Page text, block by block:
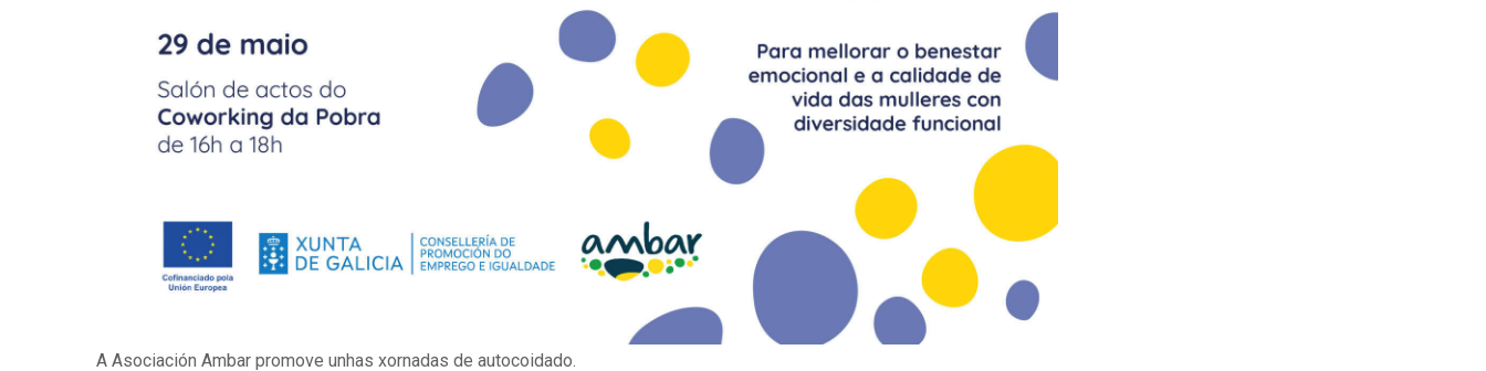
A Asociación Ambar promove unhas xornadas de autocoidado.